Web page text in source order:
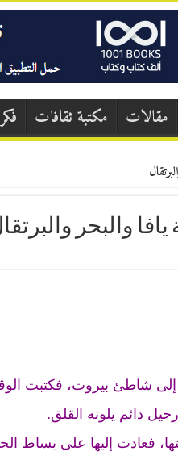
مقالات مكتبة ثقافات فكر
والبحر
إلى شاطئ بيروت، فكتبت
دائم يلونه القلق.